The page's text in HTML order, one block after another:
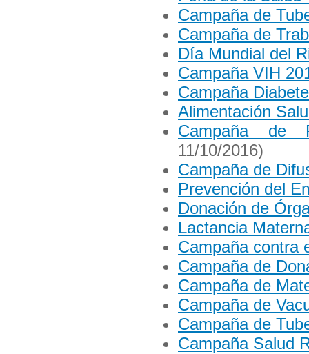
Campaña de
Campaña de
Día Mundial del
Campaña VIH
Campaña
Alimentación
Campaña de
11/10/2016)
Campaña de
Prevención del
Donación de
Lactancia
Campaña contra
Campaña de
Campaña de
Campaña de
Campaña de
Campaña Salud